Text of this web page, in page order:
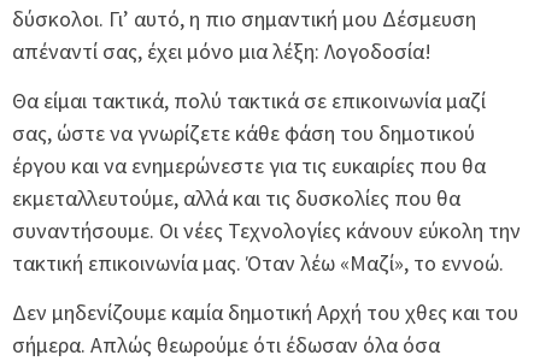
δύσκολοι. Γι’ αυτό, η πιο σημαντική μου Δέσμευση
απέναντί σας, έχει μόνο μια λέξη: Λογοδοσία!
Θα είμαι τακτικά, πολύ τακτικά σε επικοινωνία μαζί
σας, ώστε να γνωρίζετε κάθε φάση του δημοτικού
έργου και να ενημερώνεστε για τις ευκαιρίες που θα
εκμεταλλευτούμε, αλλά και τις δυσκολίες που θα
συναντήσουμε. Οι νέες Τεχνολογίες κάνουν εύκολη την
τακτική επικοινωνία μας. Όταν λέω «Μαζί», το εννοώ.
Δεν μηδενίζουμε καμία δημοτική Αρχή του χθες και του
σήμερα. Απλώς θεωρούμε ότι έδωσαν όλα όσα